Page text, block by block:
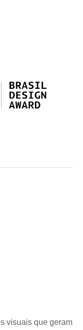
visuais que geram